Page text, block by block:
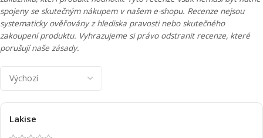
spojeny se skutečným nákupem v našem e-shopu. Recenze nejsou
systematicky ověřovány z hlediska pravosti nebo skutečného
zakoupení produktu. Vyhrazujeme si právo odstranit recenze, které
porušují naše zásady.
Lakise